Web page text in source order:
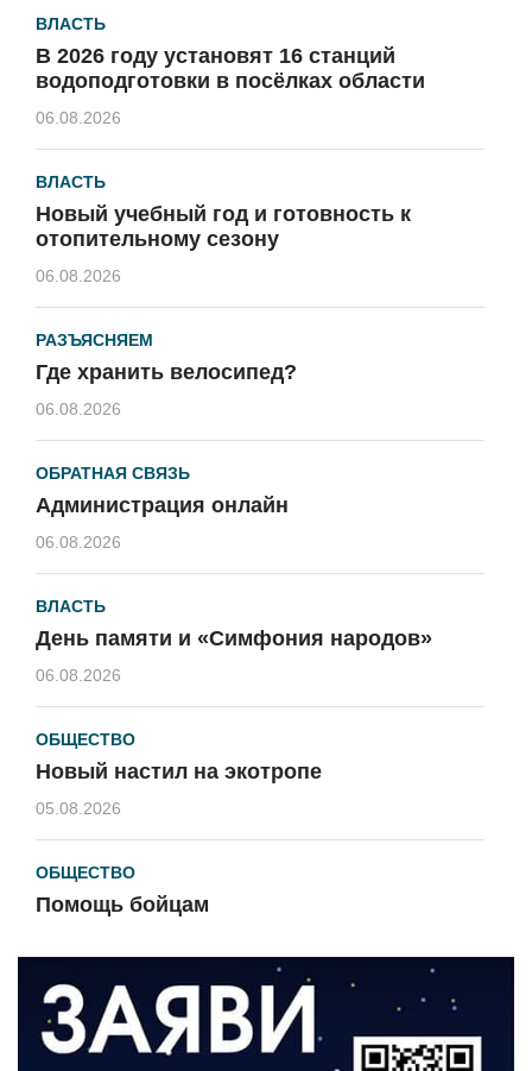
ВЛАСТЬ
В 2026 году установят 16 станций
водоподготовки в посёлках области
06.08.2026
ВЛАСТЬ
Новый учебный год и готовность к
отопительному сезону
06.08.2026
РАЗЪЯСНЯЕМ
Где хранить велосипед?
06.08.2026
ОБРАТНАЯ СВЯЗЬ
Администрация онлайн
06.08.2026
ВЛАСТЬ
День памяти и «Симфония народов»
06.08.2026
ОБЩЕСТВО
Новый настил на экотропе
05.08.2026
ОБЩЕСТВО
Помощь бойцам
ВЛАСТЬ
«Второй старт» для ветеранов СВО